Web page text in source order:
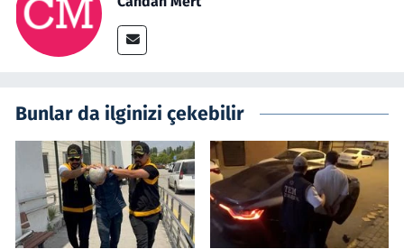
Bunlar da ilginizi çekebilir